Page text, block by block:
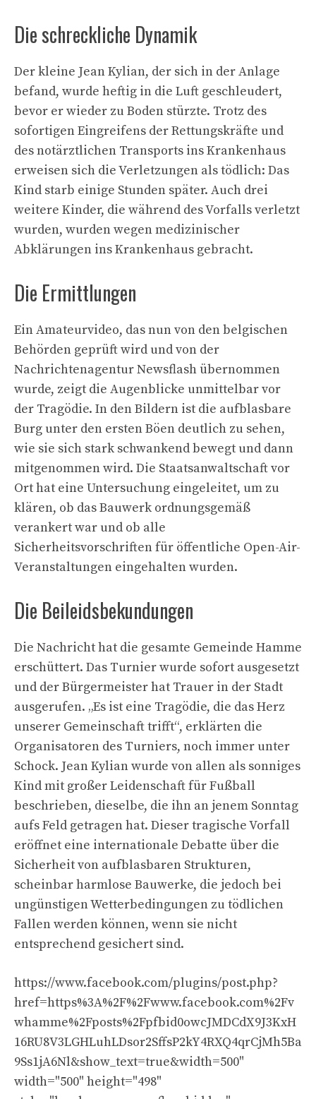
Die schreckliche Dynamik
Der kleine Jean Kylian, der sich in der Anlage
befand, wurde heftig in die Luft geschleudert,
bevor er wieder zu Boden stürzte. Trotz des
sofortigen Eingreifens der Rettungskräfte und
des notärztlichen Transports ins Krankenhaus
erweisen sich die Verletzungen als tödlich: Das
Kind starb einige Stunden später. Auch drei
weitere Kinder, die während des Vorfalls verletzt
wurden, wurden wegen medizinischer
Abklärungen ins Krankenhaus gebracht.
Die Ermittlungen
Ein Amateurvideo, das nun von den belgischen
Behörden geprüft wird und von der
Nachrichtenagentur Newsflash übernommen
wurde, zeigt die Augenblicke unmittelbar vor
der Tragödie. In den Bildern ist die aufblasbare
Burg unter den ersten Böen deutlich zu sehen,
wie sie sich stark schwankend bewegt und dann
mitgenommen wird. Die Staatsanwaltschaft vor
Ort hat eine Untersuchung eingeleitet, um zu
klären, ob das Bauwerk ordnungsgemäß
verankert war und ob alle
Sicherheitsvorschriften für öffentliche Open-Air-
Veranstaltungen eingehalten wurden.
Die Beileidsbekundungen
Die Nachricht hat die gesamte Gemeinde Hamme
erschüttert. Das Turnier wurde sofort ausgesetzt
und der Bürgermeister hat Trauer in der Stadt
ausgerufen. „Es ist eine Tragödie, die das Herz
unserer Gemeinschaft trifft“, erklärten die
Organisatoren des Turniers, noch immer unter
Schock. Jean Kylian wurde von allen als sonniges
Kind mit großer Leidenschaft für Fußball
beschrieben, dieselbe, die ihn an jenem Sonntag
aufs Feld getragen hat. Dieser tragische Vorfall
eröffnet eine internationale Debatte über die
Sicherheit von aufblasbaren Strukturen,
scheinbar harmlose Bauwerke, die jedoch bei
ungünstigen Wetterbedingungen zu tödlichen
Fallen werden können, wenn sie nicht
entsprechend gesichert sind.
https://www.facebook.com/plugins/post.php?
href=https%3A%2F%2Fwww.facebook.com%2Fv
whamme%2Fposts%2Fpfbid0owcJMDCdX9J3KxH
16RU8V3LGHLuhLDsor2SffsP2kY4RXQ4qrCjMh5Ba
9Ss1jA6Nl&show_text=true&width=500"
width="500" height="498"